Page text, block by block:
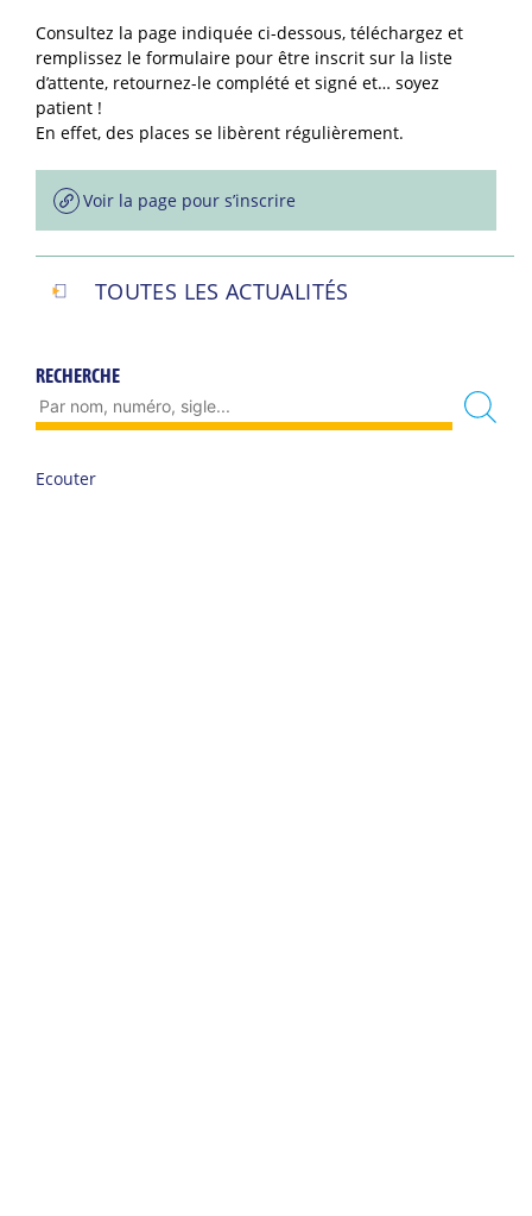
Consultez la page indiquée ci-dessous, téléchargez et
remplissez le formulaire pour être inscrit sur la liste
d’attente, retournez-le complété et signé et… soyez
patient !
En effet, des places se libèrent régulièrement.
Voir la page pour s’inscrire
TOUTES LES ACTUALITÉS
RECHERCHE
Ecouter